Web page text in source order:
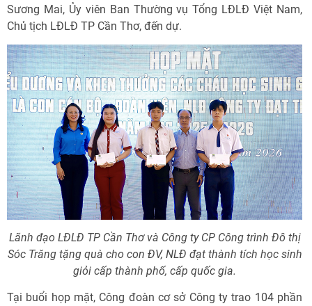
Sương Mai, Ủy viên Ban Thường vụ Tổng LĐLĐ Việt Nam,
Chủ tịch LĐLĐ TP Cần Thơ, đến dự.
Lãnh đạo LĐLĐ TP Cần Thơ và Công ty CP Công trình Đô thị
Sóc Trăng tặng quà cho con ĐV, NLĐ đạt thành tích học sinh
giỏi cấp thành phố, cấp quốc gia.
Tại buổi họp mặt, Công đoàn cơ sở Công ty trao 104 phần